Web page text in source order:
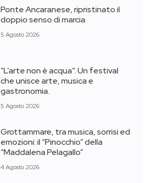
Ponte Ancaranese, ripristinato il
doppio senso di marcia.
5 Agosto 2026
“L’arte non è acqua”. Un festival
che unisce arte, musica e
gastronomia.
5 Agosto 2026
Grottammare, tra musica, sorrisi ed
emozioni: il “Pinocchio” della
“Maddalena Pelagallo”
4 Agosto 2026